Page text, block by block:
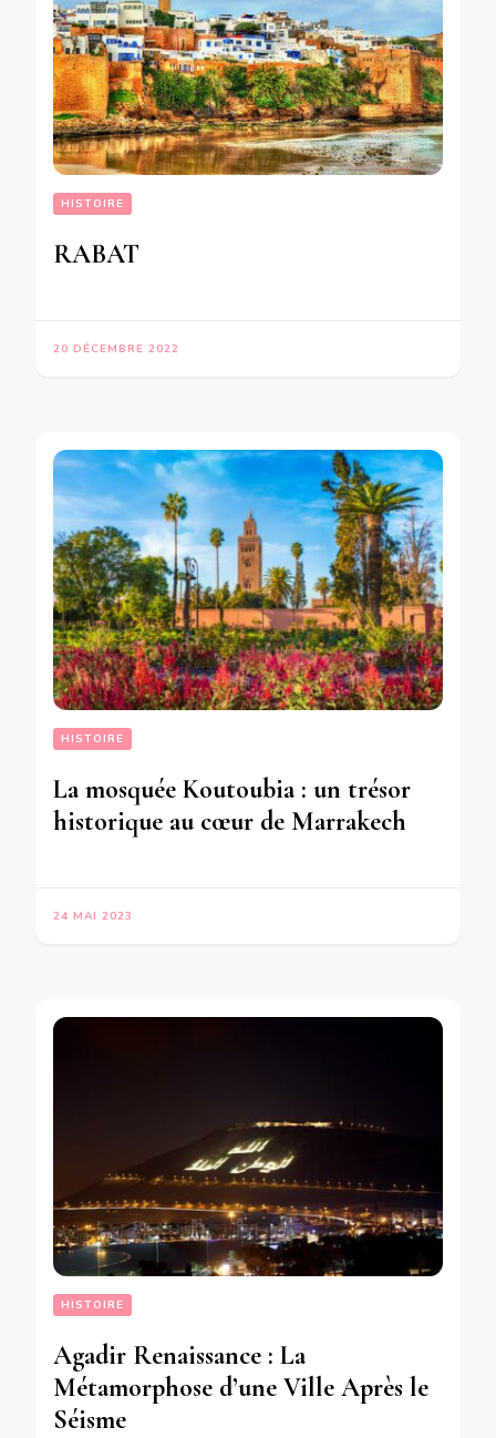
HISTOIRE
RABAT
20 DÉCEMBRE 2022
HISTOIRE
La mosquée Koutoubia : un trésor
historique au cœur de Marrakech
24 MAI 2023
HISTOIRE
Agadir Renaissance : La
Métamorphose d’une Ville Après le
Séisme